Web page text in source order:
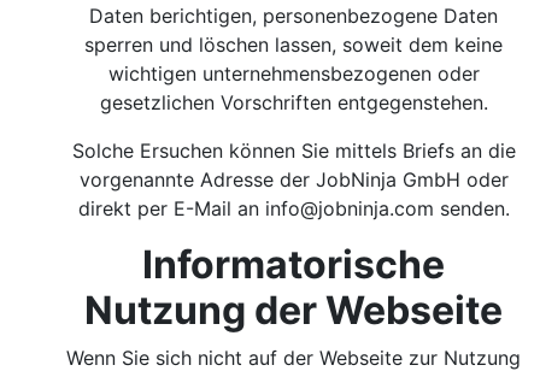
Daten berichtigen, personenbezogene Daten
sperren und löschen lassen, soweit dem keine
wichtigen unternehmensbezogenen oder
gesetzlichen Vorschriften entgegenstehen.
Solche Ersuchen können Sie mittels Briefs an die
vorgenannte Adresse der JobNinja GmbH oder
direkt per E-Mail an info@jobninja.com senden.
Informatorische
Nutzung der Webseite
Wenn Sie sich nicht auf der Webseite zur Nutzung